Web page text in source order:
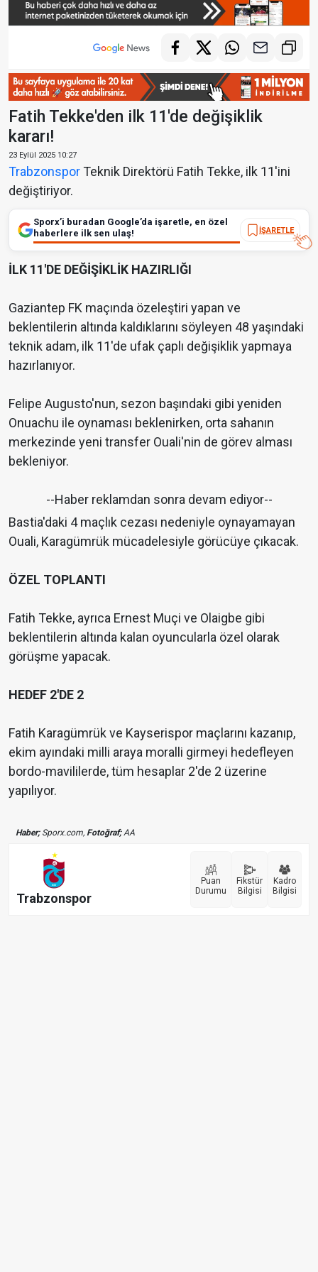
Fatih Tekke'den ilk 11'de değişiklik
kararı!
23 Eylül 2025 10:27
TrabzonsporTeknik Direktörü Fatih Tekke, ilk 11'ini
değiştiriyor.
Sporx’i buradan Google’da işaretle, en özel
haberlere ilk sen ulaş!
İŞARETLE
İLK 11'DE DEĞİŞİKLİK HAZIRLIĞI
Gaziantep FK maçında özeleştiri yapan ve
beklentilerin altında kaldıklarını söyleyen 48 yaşındaki
teknik adam, ilk 11'de ufak çaplı değişiklik yapmaya
hazırlanıyor.
Felipe Augusto'nun, sezon başındaki gibi yeniden
Onuachu ile oynaması beklenirken, orta sahanın
merkezinde yeni transfer Ouali'nin de görev alması
bekleniyor.
--Haber reklamdan sonra devam ediyor--
Bastia'daki 4 maçlık cezası nedeniyle oynayamayan
Ouali, Karagümrük mücadelesiyle görücüye çıkacak.
ÖZEL TOPLANTI
Fatih Tekke, ayrıca Ernest Muçi ve Olaigbe gibi
beklentilerin altında kalan oyuncularla özel olarak
görüşme yapacak.
HEDEF 2'DE 2
Fatih Karagümrük ve Kayserispor maçlarını kazanıp,
ekim ayındaki milli araya moralli girmeyi hedefleyen
bordo-mavililerde, tüm hesaplar 2'de 2 üzerine
yapılıyor.
Haber;Sporx.com, Fotoğraf;AA
Trabzonspor
Puan
Durumu
Fikstür
Bilgisi
Kadro
Bilgisi